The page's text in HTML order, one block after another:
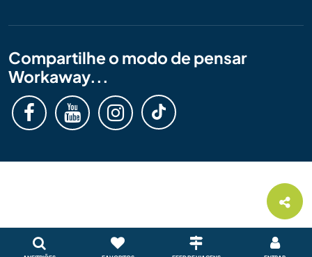
Compartilhe o modo de pensar
Workaway...